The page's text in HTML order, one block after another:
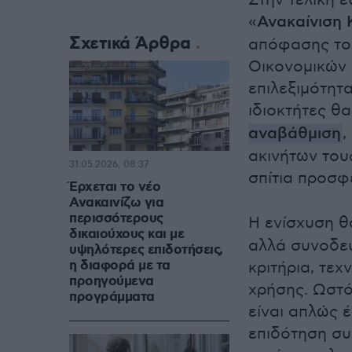
«Ανακαίνιση
απόφασης
ιδιοκτήτες
αναβάθμιση,
ακινήτων
σπίτια
Η ενίσχυση
αλλά
κριτήρια,
χρήσης.
είναι απλώς
επιδότηση
Σχετικά Άρθρα
Έρχεται το νέο
Ανακαινίζω για
περισσότερους
δικαιούχους και με
υψηλότερες επιδοτήσεις,
η διαφορά με τα
προηγούμενα
προγράμματα
31.05.2026, 08:37